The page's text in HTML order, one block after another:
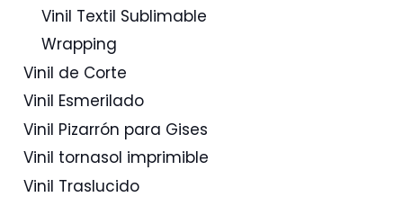
Vinil Textil Sublimable
Wrapping
Vinil de Corte
Vinil Esmerilado
Vinil Pizarrón para Gises
Vinil tornasol imprimible
Vinil Traslucido